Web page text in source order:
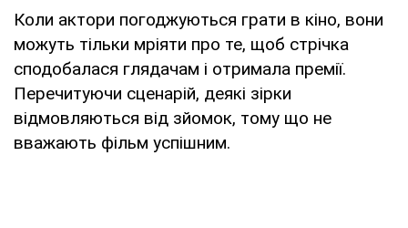
Коли актори погоджуються грати в кіно, вони
можуть тільки мріяти про те, щоб стрічка
сподобалася глядачам і отримала премії.
Перечитуючи сценарій, деякі зірки
відмовляються від зйомок, тому що не
вважають фільм успішним.